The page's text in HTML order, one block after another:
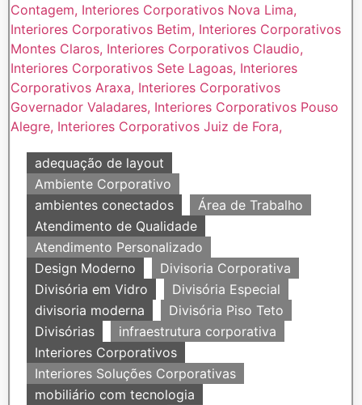
adequação de layout
Ambiente Corporativo
ambientes conectados
Área de Trabalho
Atendimento de Qualidade
Atendimento Personalizado
Design Moderno
Divisoria Corporativa
Divisória em Vidro
Divisória Especial
divisoria moderna
Divisória Piso Teto
Divisórias
infraestrutura corporativa
Interiores Corporativos
Interiores Soluções Corporativas
mobiliário com tecnologia